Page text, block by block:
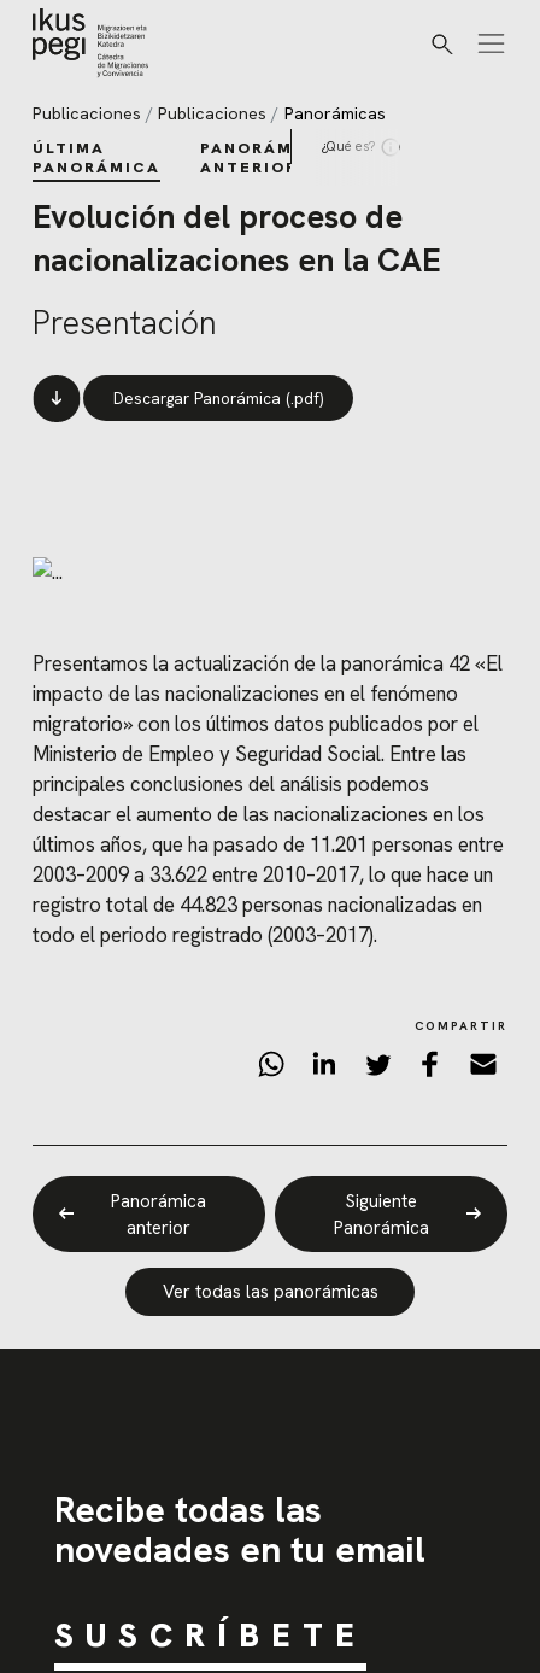
Ir directamente al contenido
Buscar
Publicaciones Publicaciones Panorámicas
ÚLTIMA
PANORÁMICA
PANORÁMICAS
ANTERIORES
¿Qué es?
Evolución del proceso de
nacionalizaciones en la CAE
Presentación
Descargar Panorámica (.pdf)
Presentamos la actualización de la panorámica 42 «El
impacto de las nacionalizaciones en el fenómeno
migratorio» con los últimos datos publicados por el
Ministerio de Empleo y Seguridad Social. Entre las
principales conclusiones del análisis podemos
destacar el aumento de las nacionalizaciones en los
últimos años, que ha pasado de 11.201 personas entre
2003–2009 a 33.622 entre 2010–2017, lo que hace un
registro total de 44.823 personas nacionalizadas en
todo el periodo registrado (2003–2017).
COMPARTIR
Panorámica
anterior
Siguiente
Panorámica
Ver todas las panorámicas
Recibe todas las
novedades en tu email
SUSCRÍBETE